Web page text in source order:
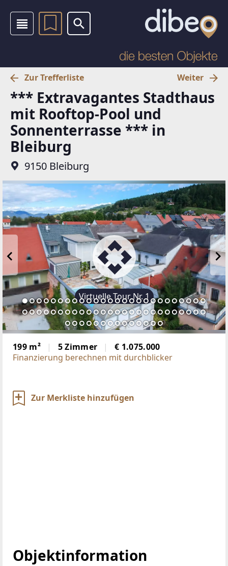
Zur Trefferliste Weiter
*** Extravagantes Stadthaus
mit Rooftop-Pool und
Sonnenterrasse *** in
Bleiburg
9150 Bleiburg
Virtuelle Tour Nr. 1
199 m² 5 Zimmer
€ 1.075.000
Finanzierung berechnen mit durchblicker
Zur Merkliste hinzufügen
Objektinformation